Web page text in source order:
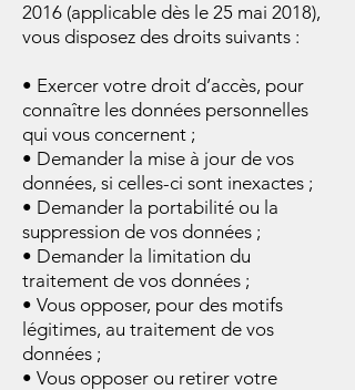
2016 (applicable dès le 25 mai 2018),
vous disposez des droits suivants :
• Exercer votre droit d’accès, pour
connaître les données personnelles
qui vous concernent ;
• Demander la mise à jour de vos
données, si celles-ci sont inexactes ;
• Demander la portabilité ou la
suppression de vos données ;
• Demander la limitation du
traitement de vos données ;
• Vous opposer, pour des motifs
légitimes, au traitement de vos
données ;
• Vous opposer ou retirer votre